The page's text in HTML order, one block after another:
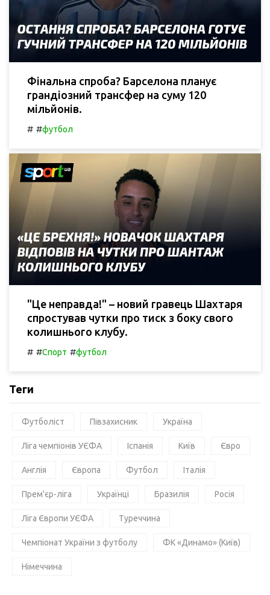
Фінальна спроба? Барселона планує
грандіозний трансфер на суму 120
мільйонів.
# #футбол
"Це неправда!" – новий гравець Шахтаря
спростував чутки про тиск з боку свого
колишнього клубу.
# #Спорт #футбол
Теги
Футболіст Півзахисник Україна
Ліга чемпіонів УЄФА Іспанія Київ Євро
Англія Європа Футбол Італія
Прем'єр-ліга Українці Бразилія Росія
Ліга Європи УЄФА Туреччина
Чемпіонат України з футболу ФК «Динамо» (Київ)
Німеччина